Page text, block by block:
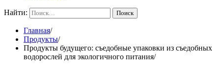
Найти:
Главная
Продукты
Продукты будущего: съедобные упаковки из съедобных
водорослей для экологичного питания